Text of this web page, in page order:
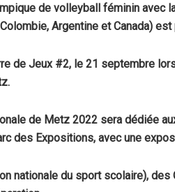
de volleyball féminin avec
Argentine et Canada)
de Jeux #2, le 21 septembre
de Metz 2022 sera dédiée
des Expositions, avec une
nationale du sport scolaire),